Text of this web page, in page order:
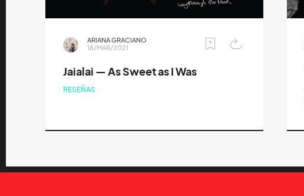
ARIANA GRACIANO
18/MAR/2021
Jaialai — As Sweet as I Was
RESEÑAS